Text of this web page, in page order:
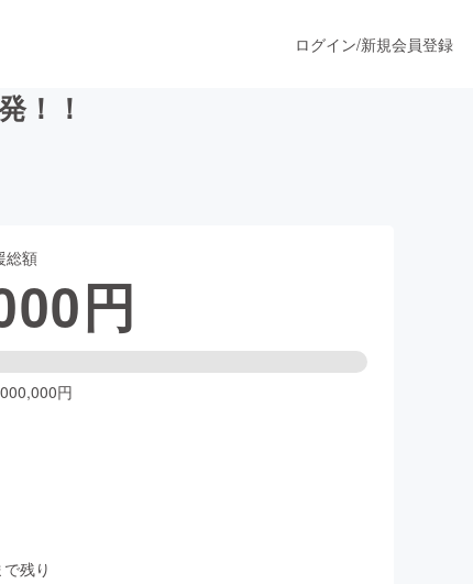
ファッション
ログイン/新規会員登録
！！
総額
円
円
残り